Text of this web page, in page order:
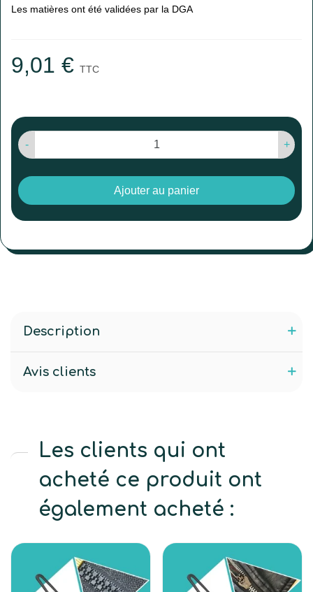
Les matières ont été validées par la DGA
9,01 € TTC
- +
Ajouter au panier
Description
Avis clients
Les clients qui ont
acheté ce produit ont
également acheté :